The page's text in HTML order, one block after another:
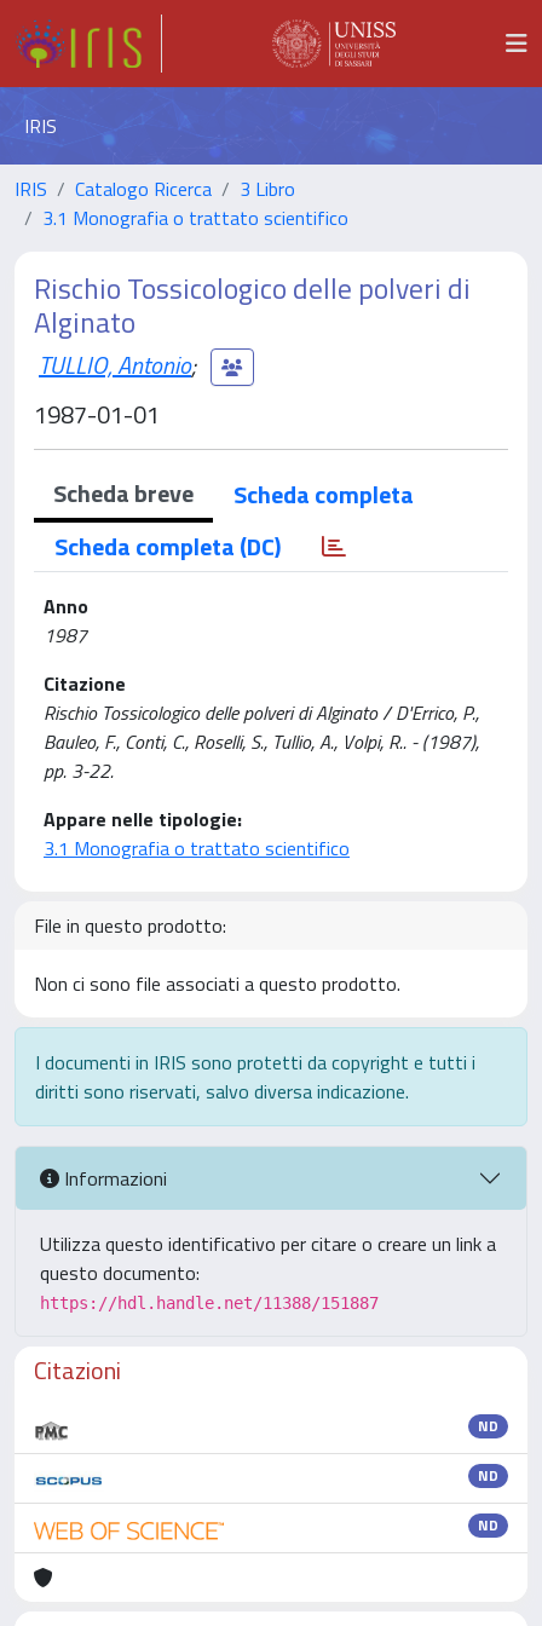
IRIS
IRIS Catalogo Ricerca
3 Libro
3.1 Monografia o trattato scientifico
Rischio Tossicologico delle polveri di
Alginato
TULLIO, Antonio;
1987-01-01
Scheda breve
Scheda completa
Scheda completa (DC)
Anno
1987
Citazione
Rischio Tossicologico delle polveri di Alginato / D'Errico, P.,
Bauleo, F., Conti, C., Roselli, S., Tullio, A., Volpi, R.. - (1987),
pp. 3-22.
Appare nelle tipologie:
3.1 Monografia o trattato scientifico
File in questo prodotto:
Non ci sono file associati a questo prodotto.
I documenti in IRIS sono protetti da copyright e tutti i
diritti sono riservati, salvo diversa indicazione.
Informazioni
Utilizza questo identificativo per citare o creare un link a
questo documento:
https://hdl.handle.net/11388/151887
Citazioni
ND
ND
ND